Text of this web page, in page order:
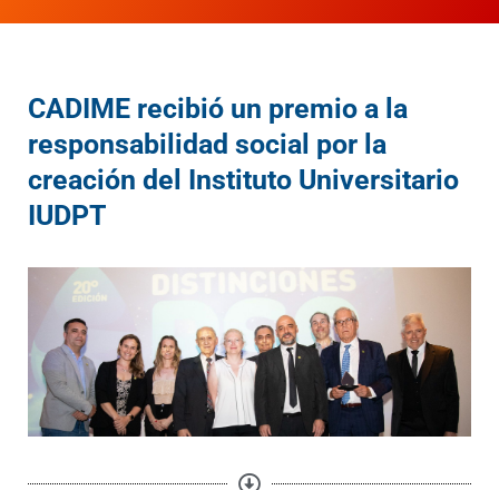
CADIME recibió un premio a la
responsabilidad social por la
creación del Instituto Universitario
IUDPT